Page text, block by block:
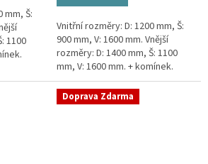
mm, Š:
1100
i pod...
Vnitřní rozměry: D: 1200 mm, Š:
900 mm, V: 1600 mm. Vnější
rozměry: D: 1400 mm, Š: 1100
mm, V: 1600 mm. + komínek.
Vodoměrná šachta k
obetonování - pojízdná i pod...
Doprava Zdarma